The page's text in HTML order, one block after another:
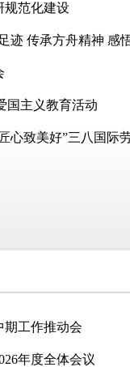
规范化建设
迹 传承方舟精神 感
国主义教育活动
心致美好”三八国际
期工作推动会
年度全体会议